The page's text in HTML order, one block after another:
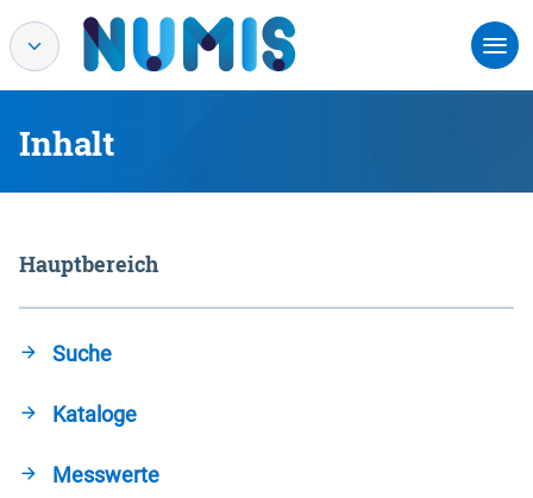
Inhalt
Hauptbereich
Suche
Kataloge
Messwerte